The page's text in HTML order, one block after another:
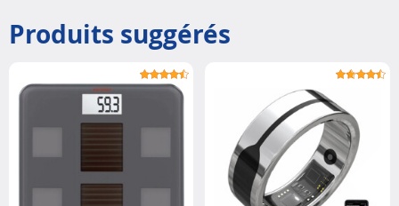
Produits suggérés